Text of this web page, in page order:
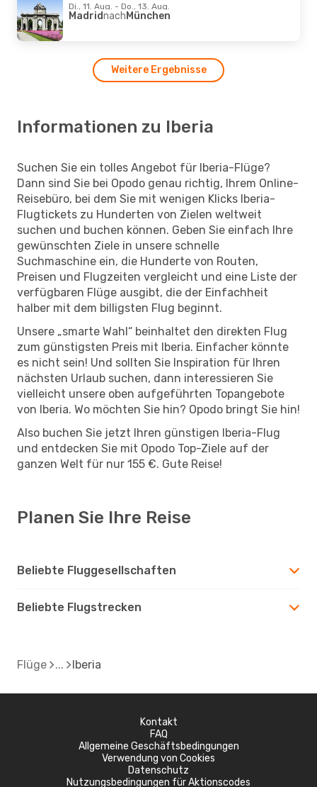
Di., 11. Aug. - Do., 13. Aug.
MadridnachMünchen
Weitere Ergebnisse
Informationen zu Iberia
Suchen Sie ein tolles Angebot für Iberia-Flüge?
Dann sind Sie bei Opodo genau richtig, Ihrem Online-
Reisebüro, bei dem Sie mit wenigen Klicks Iberia-
Flugtickets zu Hunderten von Zielen weltweit
suchen und buchen können. Geben Sie einfach Ihre
gewünschten Ziele in unsere schnelle
Suchmaschine ein, die Hunderte von Routen,
Preisen und Flugzeiten vergleicht und eine Liste der
verfügbaren Flüge ausgibt, die der Einfachheit
halber mit dem billigsten Flug beginnt.
Unsere „smarte Wahl“ beinhaltet den direkten Flug
zum günstigsten Preis mit Iberia. Einfacher könnte
es nicht sein! Und sollten Sie Inspiration für Ihren
nächsten Urlaub suchen, dann interessieren Sie
vielleicht unsere oben aufgeführten Topangebote
von Iberia. Wo möchten Sie hin? Opodo bringt Sie hin!
Also buchen Sie jetzt Ihren günstigen Iberia-Flug
und entdecken Sie mit Opodo Top-Ziele auf der
ganzen Welt für nur 155 €. Gute Reise!
Planen Sie Ihre Reise
Beliebte Fluggesellschaften
Beliebte Flugstrecken
Flüge Iberia
Kontakt
FAQ
Allgemeine Geschäftsbedingungen
Verwendung von Cookies
Datenschutz
Nutzungsbedingungen für Aktionscodes